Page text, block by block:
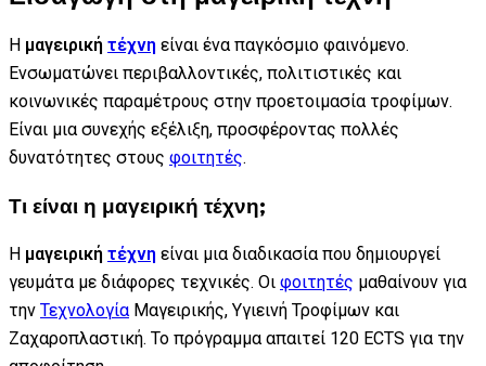
Η μαγειρική τέχνη είναι ένα παγκόσμιο φαινόμενο.
Ενσωματώνει περιβαλλοντικές, πολιτιστικές και
κοινωνικές παραμέτρους στην προετοιμασία τροφίμων.
Είναι μια συνεχής εξέλιξη, προσφέροντας πολλές
δυνατότητες στους φοιτητές.
Τι είναι η μαγειρική τέχνη;
Η μαγειρική τέχνη είναι μια διαδικασία που δημιουργεί
γευμάτα με διάφορες τεχνικές. Οι φοιτητές μαθαίνουν για
την ΤεχνολογίαΜαγειρικής, Υγιεινή Τροφίμων και
Ζαχαροπλαστική. Το πρόγραμμα απαιτεί 120 ECTS για την